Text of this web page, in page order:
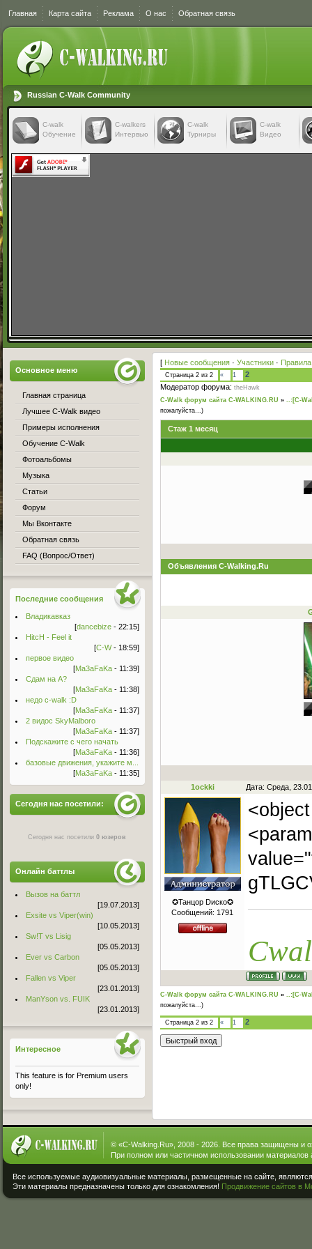
Главная Карта сайта Реклама О нас Обратная связь
Russian C-Walk Community
C-walk
Обучение
C-walkers
Интервью
С-walk
Турниры
С-walk
Видео
[ Новые сообщения · Участники ·
Страница 2 из 2 « 1
2
Модератор форума: theHawk
C-Walk форум сайта C-WALKING.RU » ..:[C-
пожалуйста...)
Стаж 1 месяц
Объявления C-Walking.Ru
1ockki Дата: Среда,
✪Танцор Dиско✪
Сообщений: 1791
C-Walk форум сайта C-WALKING.RU » ..:[C-
пожалуйста...)
Страница 2 из 2 « 1 2
Основное меню
Главная страница
Лучшее C-Walk видео
Примеры исполнения
Обучение C-Walk
Фотоальбомы
Музыка
Статьи
Форум
Мы Вконтакте
Обратная связь
FAQ (Вопрос/Ответ)
Последние сообщения
Владикавказ
[dancebize - 22:15]
HitcH - Feel it
[C-W- 18:59]
первое видео
[Ma3aFaKa - 11:39]
Сдам на А?
[Ma3aFaKa - 11:38]
недо c-walk :D
[Ma3aFaKa - 11:37]
2 видос SkyMalboro
[Ma3aFaKa - 11:37]
Подскажите с чего начать
[Ma3aFaKa - 11:36]
базовые движения, укажите м...
[Ma3aFaKa - 11:35]
Сегодня нас посетили:
Сегодня нас посетили0 юзеров
Онлайн баттлы
Вызов на баттл
[19.07.2013]
Exsite vs Viper(win)
[10.05.2013]
Sw!T vs Lisig
[05.05.2013]
Ever vs Carbon
[05.05.2013]
Fallen vs Viper
[23.01.2013]
ManYson vs. FUIK
[23.01.2013]
Интересное
This feature is for Premium users
only!
© «C-Walking.Ru», 2008 - 2026. Все права защищены и
При полном или частичном использовании материалов
Все используемые аудиовизуальные материалы, размещенные на сайте,
Эти материалы предназначены только для ознакомления! Продвижение сайтов в